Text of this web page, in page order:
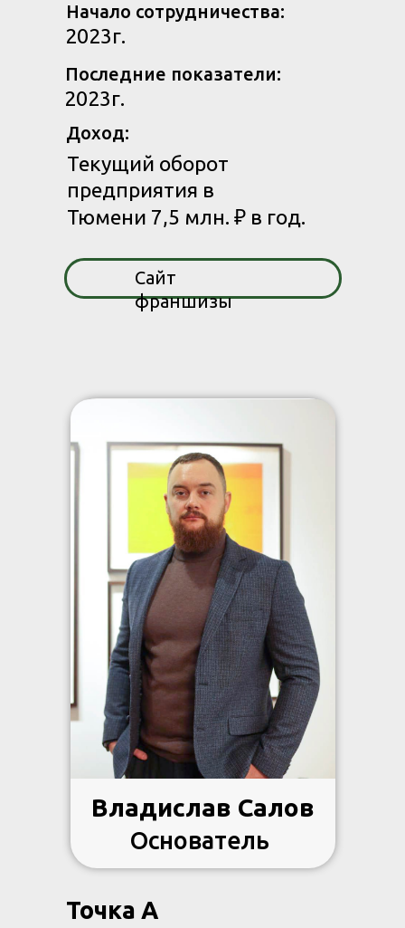
Начало сотрудничества:
2023г.
Последние показатели:
2023г.
Доход:
Текущий оборот
предприятия в
Тюмени 7,5 млн. ₽ в год.
Сайт
франшизы
Точка А
Основатель
Владислав Салов